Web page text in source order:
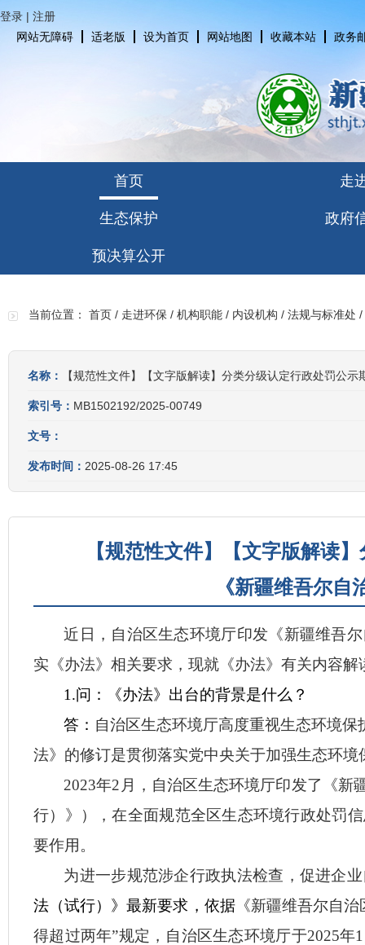
登录 | 注册
网站无障碍
适老版 设为首页 网站地图 收藏本站 政务
首页 走
生态保护 政府
预决算公开
当前位置： 首页 / 走进环保 / 机构职能 / 内设机构 / 法规与标准处 /
名称： 【规范性文件】【文字版解读】分类分级认定行政处罚公
索引号： MB1502192/2025-00749
文号：
发布时间： 2025-08-26 17:45
【规范性文件】【文字版解读
《新疆维吾尔
近日，自治区生态环境厅印发《新疆维吾
实《办法》相关要求，现就《办法》有关内容解
1.问：《办法》出台的背景是什么？
答： 自治区生态环境厅高度重视生态环境
法》的修订是贯彻落实党中央关于加强生态环
2023年2月，自治区生态环境厅印发了《
行）》），在全面规范全区生态环境行政处罚
要作用。
为进一步规范涉企行政执法检查，促进企
法（试行）》最新要求， 依据《新疆维吾尔自
得超过两年”规定 ，自治区生态环境厅于2025年